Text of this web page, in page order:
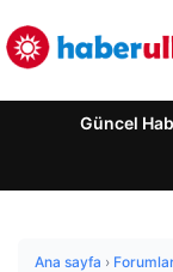
Güncel
Ana sayfa ›